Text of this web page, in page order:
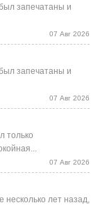
запечатаны и
07 Авг 2026
запечатаны и
07 Авг 2026
только
07 Авг 2026
лет назад,